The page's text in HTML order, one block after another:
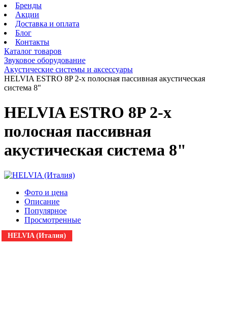
Бренды
Акции
Доставка и оплата
Блог
Контакты
Каталог товаров
Звуковое оборудование
Акустические системы и аксессуары
HELVIA ESTRO 8P 2-х полосная пассивная акустическая
система 8"
HELVIA ESTRO 8P 2-х
полосная пассивная
акустическая система 8"
Фото и цена
Описание
Популярное
Просмотренные
HELVIA (Италия)